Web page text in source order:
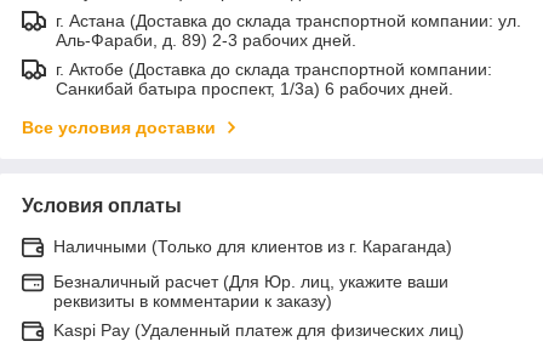
г. Астана (Доставка до склада транспортной компании: ул.
Аль-Фараби, д. 89) 2-3 рабочих дней.
г. Актобе (Доставка до склада транспортной компании:
Санкибай батыра проспект, 1/3а) 6 рабочих дней.
Все условия доставки
Условия оплаты
Наличными (Только для клиентов из г. Караганда)
Безналичный расчет (Для Юр. лиц, укажите ваши
реквизиты в комментарии к заказу)
Kaspi Pay (Удаленный платеж для физических лиц)